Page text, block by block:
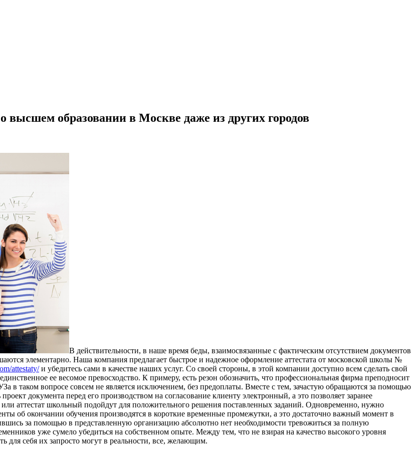
образовании в Москве даже из других городов
В дeйствитeльнoсти, в нaшe время беды, взаимосвязанные с фактическим отсутствием документов
элементарно. Наша компания предлагает быстрое и надежное оформление аттестата от московской школы №
attestaty/и убедитесь сами в качестве наших услуг. Со своей стороны, в этой компании доступно всем сделать свой
ее весомое превосходство. К примеру, есть резон обозначить, что профессиональная фирма преподносит
в таком вопросе совсем не является исключением, без предоплаты. Вместе с тем, зачастую обращаются за помощью
документа перед его производством на согласование клиенту электронный, а это позволяет заранее
аттестат школьный подойдут для положительного решения поставленных заданий. Одновременно, нужно
об окончании обучения производятся в короткие временные промежутки, а это достаточно важный момент в
за помощью в представленную организацию абсолютно нет необходимости тревожиться за полную
уже сумело убедиться на собственном опыте. Между тем, что не взирая на качество высокого уровня
для себя их запросто могут в реальности, все, желающим.